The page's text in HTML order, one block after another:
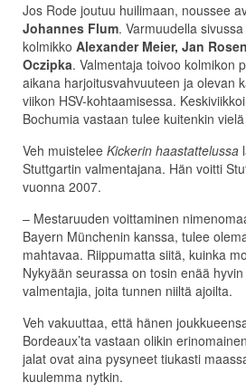
Jos Rode joutuu huilimaan, noussee
Johannes Flum. Varmuudella
kolmikko Alexander Meier, Jan
Oczipka. Valmentaja toivoo kolmikon
aikana harjoitusvahvuuteen ja olevan
viikon HSV-kohtaamisessa.
Bochumia vastaan tulee kuitenkin
Veh muistelee Kickerin haastattelussa
Stuttgartin valmentajana. Hän voitti
vuonna 2007.
– Mestaruuden voittaminen
Bayern Münchenin kanssa, tulee
mahtavaa. Riippumatta siitä, kuinka
Nykyään seurassa on tosin enää
valmentajia, joita tunnen niiltä ajoilta.
Veh vakuuttaa, että hänen
Bordeaux’ta vastaan olikin
jalat ovat aina pysyneet tiukasti
kuulemma nytkin.